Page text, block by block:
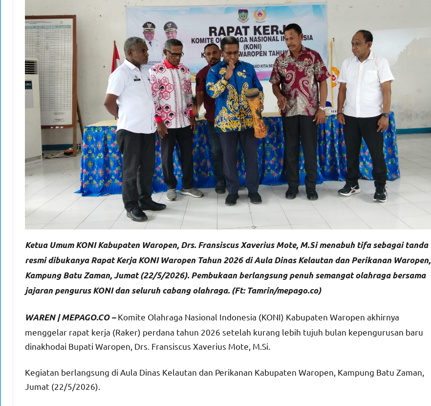
Ketua Umum KONI Kabupaten Waropen, Drs. Fransiscus Xaverius Mote, M.Si menabuh tifa sebagai tanda
resmi dibukanya Rapat Kerja KONI Waropen Tahun 2026 di Aula Dinas Kelautan dan Perikanan Waropen,
Kampung Batu Zaman, Jumat (22/5/2026). Pembukaan berlangsung penuh semangat olahraga bersama
jajaran pengurus KONI dan seluruh cabang olahraga. (Ft: Tamrin/mepago.co)
WAREN | MEPAGO.CO –Komite Olahraga Nasional Indonesia (KONI) Kabupaten Waropen akhirnya
menggelar rapat kerja (Raker) perdana tahun 2026 setelah kurang lebih tujuh bulan kepengurusan baru
dinakhodai Bupati Waropen, Drs. Fransiscus Xaverius Mote, M.Si.
Kegiatan berlangsung di Aula Dinas Kelautan dan Perikanan Kabupaten Waropen, Kampung Batu Zaman,
Jumat (22/5/2026).